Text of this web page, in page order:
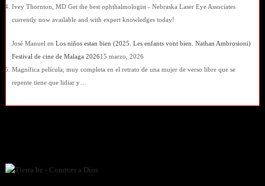
Ivey Thornton, MD Get the best ophthalmologist - Nebraska Laser Eye Associates
currently now available and with expert knowledges today!
José Manuel en Los niños estan bien (2025. Les enfants vont bien. Nathan Ambrosioni)
Festival de cine de Malaga 202615 marzo, 2026
Magnífica película; muy completa en el retrato de una mujer de verso libre que se
repente tiene que lidiar y…